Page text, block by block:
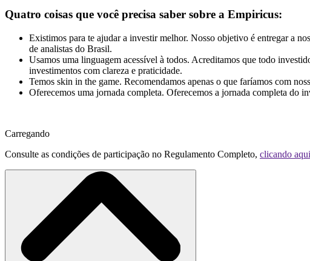
Quatro coisas que você precisa saber sobre a Empiricus:
Existimos para te ajudar a investir melhor. Nosso objetivo é entregar a
de analistas do Brasil.
Usamos uma linguagem acessível à todos. Acreditamos que todo
investimentos com clareza e praticidade.
Temos skin in the game. Recomendamos apenas o que faríamos com
Oferecemos uma jornada completa. Oferecemos a jornada completa do
Carregando
Consulte as condições de participação no Regulamento Completo, clicando